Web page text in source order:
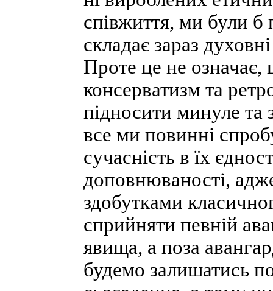
співжиття, ми були б
складає зараз
Проте це не
консерватизм та
підносити минуле та
все ми повинні
сучасність в їх
доповнюваності,
здобутками
сприйняти певній
явища, а поза
будемо залишатись